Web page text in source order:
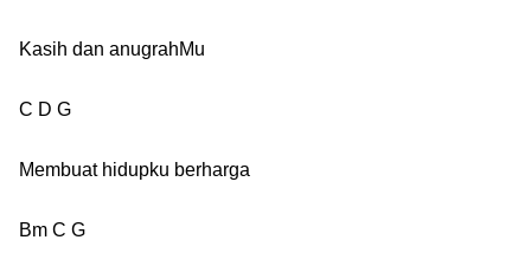
Kasih dan anugrahMu
C D G
Membuat hidupku berharga
Bm C G